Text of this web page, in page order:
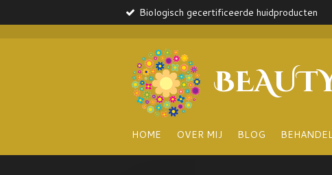
Biologisch gecertificeerde huidproducten
HOME OVER MIJ BLOG